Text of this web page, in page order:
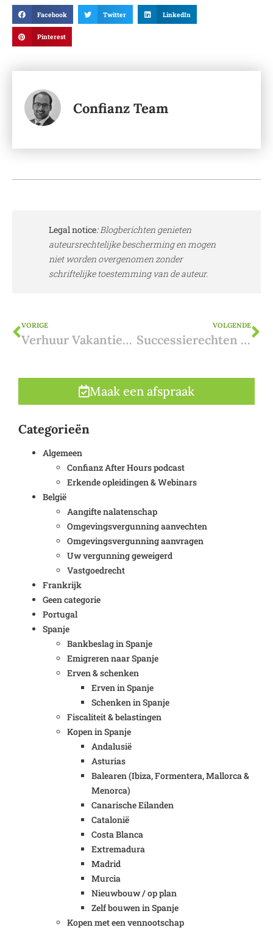
Facebook Twitter LinkedIn
Pinterest
Confianz Team
Legal notice:Blogberichten genieten
auteursrechtelijke bescherming en mogen
niet worden overgenomen zonder
schriftelijke toestemming van de auteur.
VORIGE
Verhuur Vakantiewoning Costa Blanca: Nieuwe Regels & Licentie (Update 2024-2025)
VOLGENDE
Successierechten in Spanje en België
Maak een afspraak
Categorieën
Algemeen
Confianz After Hours podcast
Erkende opleidingen & Webinars
België
Aangifte nalatenschap
Omgevingsvergunning aanvechten
Omgevingsvergunning aanvragen
Uw vergunning geweigerd
Vastgoedrecht
Frankrijk
Geen categorie
Portugal
Spanje
Bankbeslag in Spanje
Emigreren naar Spanje
Erven & schenken
Erven in Spanje
Schenken in Spanje
Fiscaliteit & belastingen
Kopen in Spanje
Andalusië
Asturias
Balearen (Ibiza, Formentera, Mallorca &
Menorca)
Canarische Eilanden
Catalonië
Costa Blanca
Extremadura
Madrid
Murcia
Nieuwbouw / op plan
Zelf bouwen in Spanje
Kopen met een vennootschap